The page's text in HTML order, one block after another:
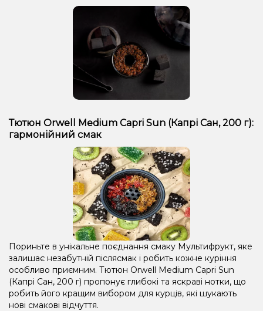
Тютюн Orwell Medium Capri Sun (Капрі Сан, 200 г):
гармонійний смак
Пориньте в унікальне поєднання смаку Мультифрукт, яке
залишає незабутній післясмак і робить кожне куріння
особливо приємним. Тютюн Orwell Medium Capri Sun
(Капрі Сан, 200 г) пропонує глибокі та яскраві нотки, що
робить його кращим вибором для курців, які шукають
нові смакові відчуття.